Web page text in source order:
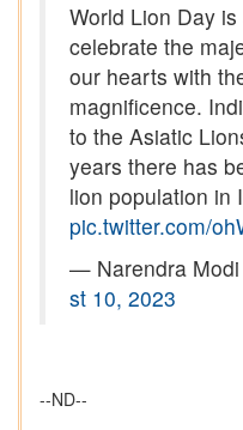
World Lion Day
celebrate the
our hearts with
magnificence.
to the Asiatic
years there has
lion population
pic.twitter.com/
— Narendra Modi
st 10, 2023
--ND--